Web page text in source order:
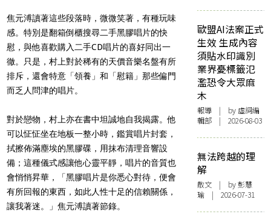
焦元溥讀著這些段落時，微微笑著，有種玩味
感。特別是翻箱倒櫃搜尋二手黑膠唱片的快
慰，與他喜歡購入二手CD唱片的喜好同出一
徹。只是，村上對於稀有的天價音樂名盤有所
排斥，還會特意「領養」和「慰籍」那些偏門
而乏人問津的唱片。
對於戀物，村上亦在書中坦誠地自我揭露。他
可以怔怔坐在地板一整小時，鑑賞唱片封套，
拭擦佈滿塵埃的黑膠碟，用抹布清理音響設
備；這種儀式感讓他心靈平靜，唱片的音質也
會悄悄昇華，「黑膠唱片是你悉心對待，便會
有所回報的東西，如此人性十足的信賴關係，
讓我著迷。」焦元溥讀著節錄。
歐盟AI法案正式
生效 生成內容
須貼水印識別
業界憂標籤氾
濫恐令大眾麻
木
報導 | by 虛詞編
輯部 | 2026-08-03
無法跨越的理
解
散文 | by 彭慧
瑜 | 2026-07-31